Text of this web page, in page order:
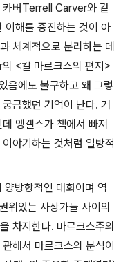
버Terrell Carver와 같
이해를 증진하는 것이 아
체계적으로 분리하는 데
의 <칼 마르크스의 편지 >
음에도 불구하고 왜 그렇
금했던 기억이 난다. 거
엥겔스가 책에서 빠져
야기하는 것처럼 일방적
방향적인 대화이며 역
위있는 사상가들 사이의
차지한다. 마르크스주의
관해서 마르크스의 분석이